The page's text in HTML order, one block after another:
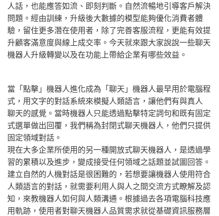
人話，也能應答如流、即刻判斷。自然流暢地引導客戶解決
問題。經由訓練，升級後大數據的模型能夠優化消費者體
驗，留住更多潛在使用者，除了完善客服流程，更能有效提
升顧客滿意度與線上成交率。今天就來跟大家說說一些聊天
機器人升級轉變以及在功能上帶給企業有哪些效益。
當「點擊」機器人進化成為「聊天」機器人最早用於電腦程
式，用文字的對話系統來模擬人類語言，讓他們有與真人
聊天的感覺。當時機器人只能透過點擊特定詞句和既有固定
式選單做出回覆，我們稱為封閉式聊天機器人，他們只提供
固定領域對話。
現在大多企業所使用的另一種開放式聊天機器人，是透過學
習的累積以及進步，變成接受任何領域之話題並試圖回答。
建立自然的人機對話是很困難的，若想要讓機器人使用符合
人類語言的對話，就需要利用人與人之間交流方式瞭解及認
知，來教機器人如何與人類溝通。根據過去各項電腦科技應
用軌跡，使用者對聊天機器人品質需求就從基礎資訊服務層